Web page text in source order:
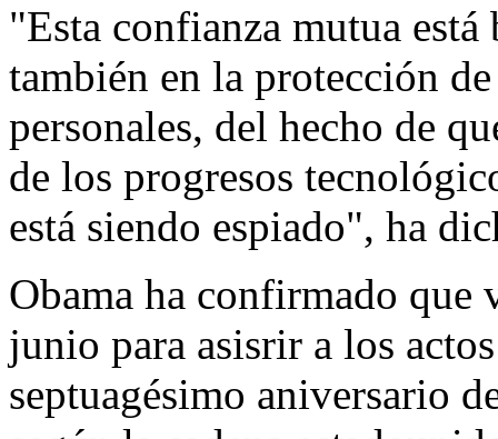
"Esta confianza mutua
también en la protección
personales, del hecho de
de los progresos
está siendo espiado", ha
Obama ha confirmado que
junio para asisrir a los
septuagésimo aniversario